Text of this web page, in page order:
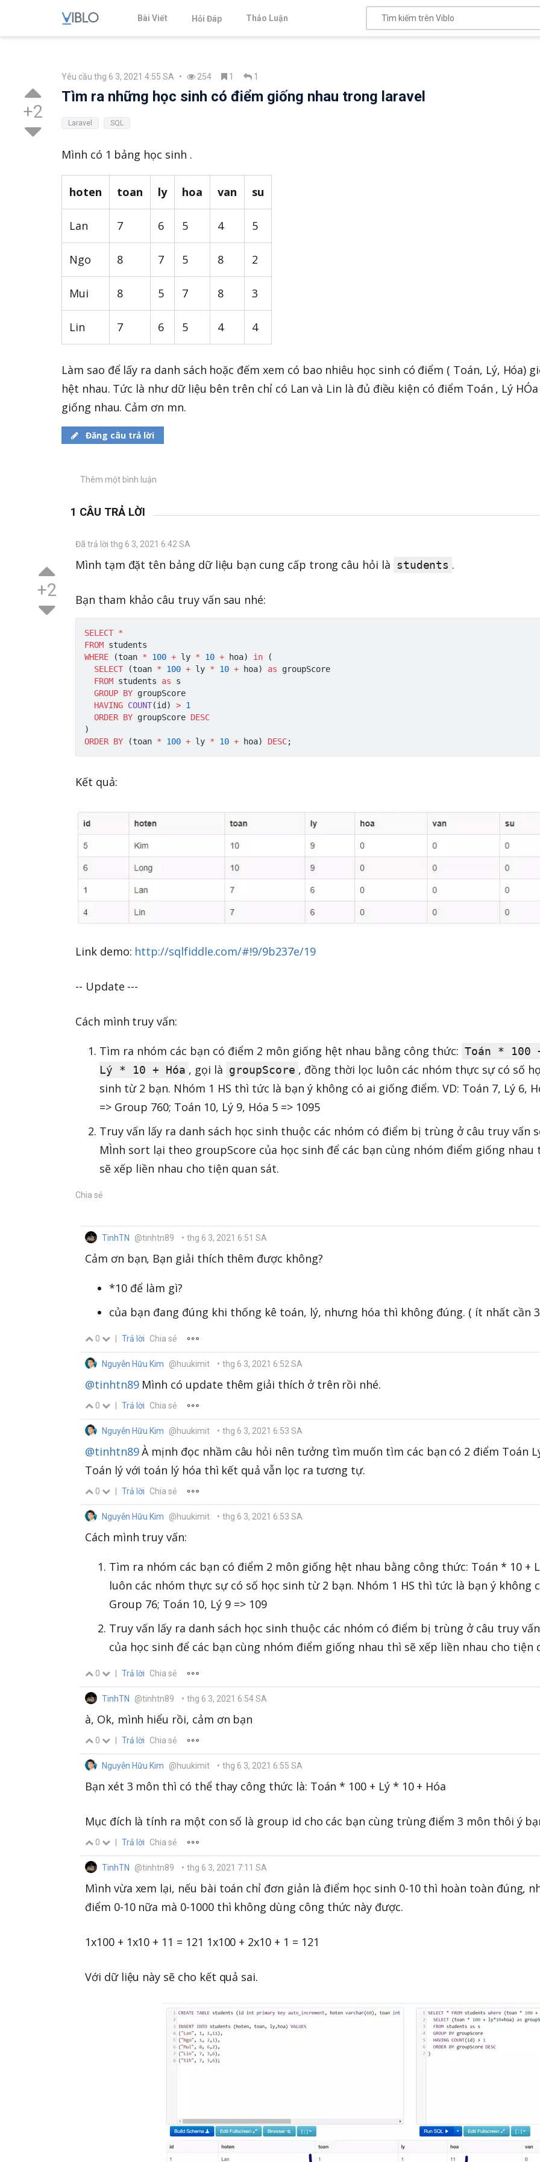
Bài Viết Hỏi Đáp Thảo Luận
Yêu cầu thg 6 3, 2021 4:55 SA • 254 1 1
+2
Tìm ra những học sinh có điểm giống nhau trong laravel
Laravel SQL
Mình có 1 bảng học sinh .
hoten toan ly hoa van su
Lan 7 6 5 4 5
Ngo 8 7 5 8 2
Mui 8 5 7 8 3
Lin 7 6 5 4 4
Làm sao để lấy ra danh sách hoặc đếm xem có bao nhiêu học sinh có điểm ( Toán, Lý, Hóa)
hệt nhau. Tức là như dữ liệu bên trên chỉ có Lan và Lin là đủ điều kiện có điểm Toán , Lý HÓa
giống nhau. Cảm ơn mn.
Đăng câu trả lời
Thêm một bình luận
1 CÂU TRẢ LỜI
Đã trả lời thg 6 3, 2021 6:42 SA
+2
Mình tạm đặt tên bảng dữ liệu bạn cung cấp trong câu hỏi là students .
Bạn tham khảo câu truy vấn sau nhé:
SELECT *
FROM
WHERE
(toan * 100 + ly * 10 + hoa) in
(
SELECT
(toan * 100 + ly * 10 + hoa) as groupScore
FROM students as s
GROUP BY groupScore
HAVING COUNT(id ) > 1
ORDER BY groupScore DESC
)
ORDER BY (toan * 100 + ly * 10 + hoa) DESC;
Kết quả:
Link demo: http://sqlfiddle.com/#!9/9b237e/19
-- Update ---
Cách mình truy vấn:
Tìm ra nhóm các bạn có điểm 2 môn giống hệt nhau bằng công thức: Toán * 100
Lý * 10 + Hóa , gọi là groupScore , đồng thời lọc luôn các nhóm thực sự có số
sinh từ 2 bạn. Nhóm 1 HS thì tức là bạn ý không có ai giống điểm. VD: Toán 7, Lý 6,
=> Group 760; Toán 10, Lý 9, Hóa 5 => 1095
Truy vấn lấy ra danh sách học sinh thuộc các nhóm có điểm bị trùng ở câu truy vấn
MÌnh sort lại theo groupScore của học sinh để các bạn cùng nhóm điểm giống nhau
sẽ xếp liền nhau cho tiện quan sát.
Chia sẻ
TinhTN @tinhtn89 • thg 6 3, 2021 6:51 SA
Cảm ơn bạn, Bạn giải thích thêm được không?
*10 để làm gì?
của bạn đang đúng khi thống kê toán, lý, nhưng hóa thì không đúng. ( ít nhất cần
0 Trả lời Chia sẻ
Nguyễn Hữu Kim @huukimit • thg 6 3, 2021 6:52 SA
@tinhtn89Mình có update thêm giải thích ở trên rồi nhé.
0 Trả lời Chia sẻ
Nguyễn Hữu Kim @huukimit • thg 6 3, 2021 6:53 SA
@tinhtn89À mịnh đọc nhầm câu hỏi nên tưởng tìm muốn tìm các bạn có 2 điểm Toán
Toán lý với toán lý hóa thì kết quả vẫn lọc ra tương tự.
0 Trả lời Chia sẻ
Nguyễn Hữu Kim @huukimit • thg 6 3, 2021 6:53 SA
Cách mình truy vấn:
Tìm ra nhóm các bạn có điểm 2 môn giống hệt nhau bằng công thức: Toán * 10 +
luôn các nhóm thực sự có số học sinh từ 2 bạn. Nhóm 1 HS thì tức là bạn ý không
Group 76; Toán 10, Lý 9 => 109
Truy vấn lấy ra danh sách học sinh thuộc các nhóm có điểm bị trùng ở câu truy
của học sinh để các bạn cùng nhóm điểm giống nhau thì sẽ xếp liền nhau cho tiện
0 Trả lời Chia sẻ
TinhTN @tinhtn89 • thg 6 3, 2021 6:54 SA
à, Ok, mình hiểu rồi, cảm ơn bạn
0 Trả lời Chia sẻ
Nguyễn Hữu Kim @huukimit • thg 6 3, 2021 6:55 SA
Bạn xét 3 môn thì có thể thay công thức là: Toán * 100 + Lý * 10 + Hóa
Mục đích là tính ra một con số là group id cho các bạn cùng trùng điểm 3 môn thôi ý
0 Trả lời Chia sẻ
TinhTN @tinhtn89 • thg 6 3, 2021 7:11 SA
Mình vừa xem lại, nếu bài toán chỉ đơn giản là điểm học sinh 0-10 thì hoàn toàn đúng,
điểm 0-10 nữa mà 0-1000 thì không dùng công thức này được.
1x100 + 1x10 + 11 = 121 1x100 + 2x10 + 1 = 121
Với dữ liệu này sẽ cho kết quả sai.